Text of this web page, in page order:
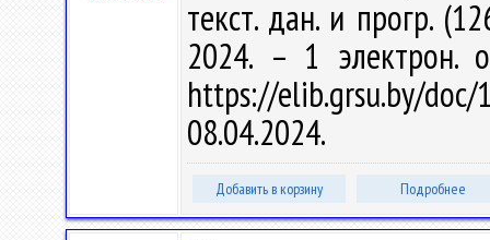
текст. дан. и прогр.
2024. – 1 электрон.
https://elib.grsu.by/
08.04.2024.
Добавить в корзину Подробнее